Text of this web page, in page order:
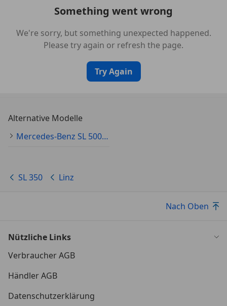
Something went wrong
We're sorry, but something unexpected happened.
Please try again or refresh the page.
Try Again
Alternative Modelle
Mercedes-Benz SL 500 Gebraucht
SL 350 Linz
Nach Oben
Nützliche Links
Verbraucher AGB
Händler AGB
Datenschutzerklärung